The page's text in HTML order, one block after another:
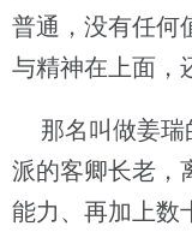
普通，没有任何
与精神在上面，
那名叫做姜瑞
派的客卿长老，
能力、再加上数